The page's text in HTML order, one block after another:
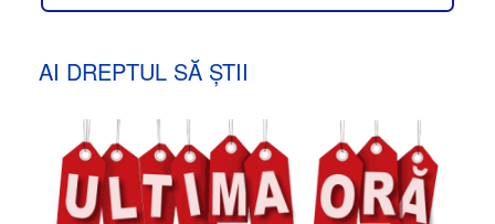
AI DREPTUL SĂ ȘTII